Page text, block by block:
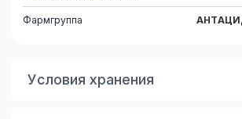
Фармгруппа
Условия хранения